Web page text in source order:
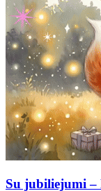
Su jubiliejumi –